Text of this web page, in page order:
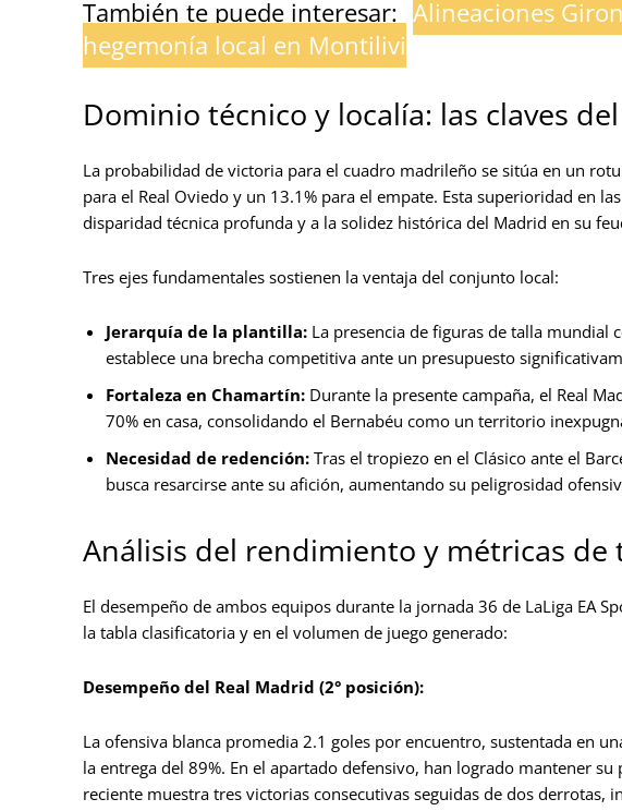
También te puede interesar: Alineaciones
hegemonía local en Montilivi
Dominio técnico y localía: las claves
La probabilidad de victoria para el cuadro madrileño se sitúa en un
para el Real Oviedo y un 13.1% para el empate. Esta superioridad en
disparidad técnica profunda y a la solidez histórica del Madrid en su
Tres ejes fundamentales sostienen la ventaja del conjunto local:
Jerarquía de la plantilla: La presencia de figuras de talla mundial
establece una brecha competitiva ante un presupuesto
Fortaleza en Chamartín: Durante la presente campaña, el Real
70% en casa, consolidando el Bernabéu como un territorio
Necesidad de redención: Tras el tropiezo en el Clásico ante el
busca resarcirse ante su afición, aumentando su peligrosidad
Análisis del rendimiento y métricas de
El desempeño de ambos equipos durante la jornada 36 de LaLiga EA
la tabla clasificatoria y en el volumen de juego generado:
Desempeño del Real Madrid (2° posición):
La ofensiva blanca promedia 2.1 goles por encuentro, sustentada en
la entrega del 89%. En el apartado defensivo, han logrado mantener
reciente muestra tres victorias consecutivas seguidas de dos derrotas,